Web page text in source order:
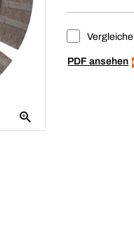
PDF ansehen